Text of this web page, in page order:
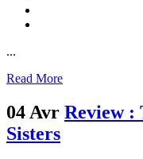
...
Read More
04 Avr Review :
Sisters